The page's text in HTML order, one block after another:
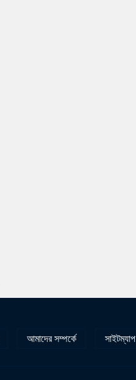
আমাদের সম্পর্কে সাইটম্যাপ